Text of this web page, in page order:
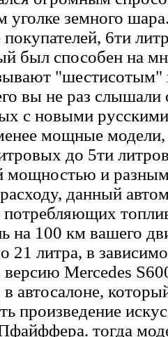
уголке земного
покупателей, 6ти
был способен на
"шестисотым"
вы не раз слышали
с новыми
мощные
до 5ти
мощностью и
данный
потребляющих
на 100 км вашего
21 литра, в
Mercedes
автосалоне,
произведение
тогда